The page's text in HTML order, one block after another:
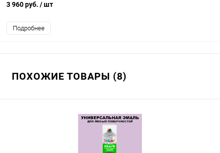
3 960 руб. / шт
Подробнее
ПОХОЖИЕ ТОВАРЫ (8)